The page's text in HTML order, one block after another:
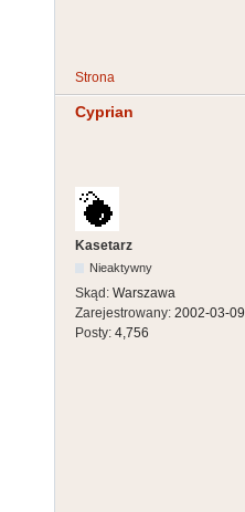
Strona
Cyprian
Kasetarz
Nieaktywny
Skąd: Warszawa
Zarejestrowany: 2002-03-09
Posty: 4,756